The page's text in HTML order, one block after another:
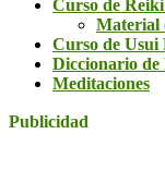
Curso de
Material
Curso de Usui
Diccionario de
Meditaciones
Publicidad